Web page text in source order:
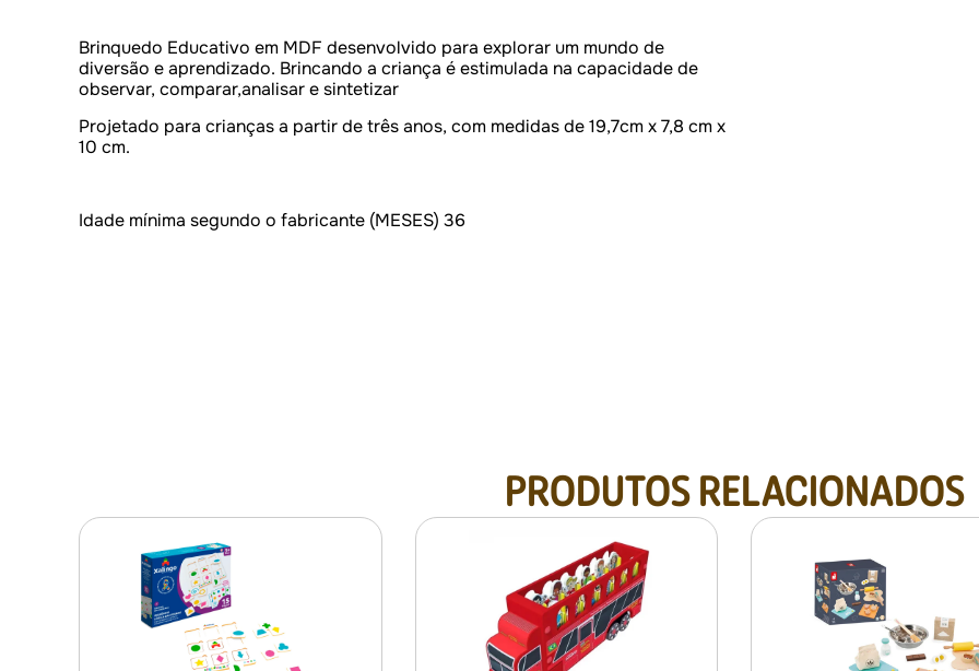
Brinquedo Educativo em MDF desenvolvido para explorar um mundo de
diversão e aprendizado. Brincando a criança é estimulada na capacidade de
observar, comparar,analisar e sintetizar
Projetado para crianças a partir de três anos, com medidas de 19,7cm x 7,8 cm x
10 cm.
Idade mínima segundo o fabricante (MESES) 36
PRODUTOS RELACIONADOS